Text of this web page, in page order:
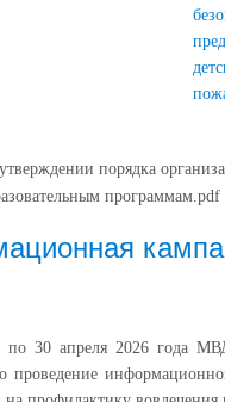
порядка
программам.pdf
по 30 апреля 2026 года
проведение